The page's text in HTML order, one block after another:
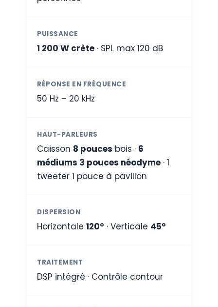
PUISSANCE
1 200 W crête · SPL max 120 dB
RÉPONSE EN FRÉQUENCE
50 Hz – 20 kHz
HAUT-PARLEURS
Caisson 8 pouces bois · 6
médiums 3 pouces néodyme · 1
tweeter 1 pouce à pavillon
DISPERSION
Horizontale 120° · Verticale 45°
TRAITEMENT
DSP intégré · Contrôle contour